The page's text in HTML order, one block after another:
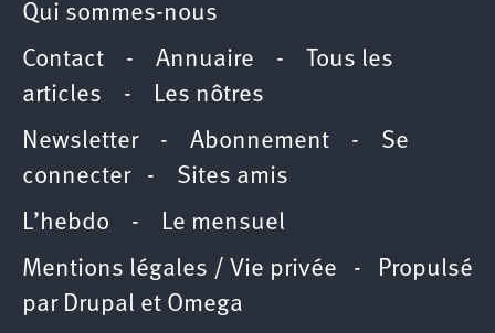
Qui sommes-nous
Contact - Annuaire -
Tous les
articles - Les nôtres
Newsletter- Abonnement - Se
connecter- Sites amis
L’hebdo - Le mensuel
Mentions légales / Vie privée - Propulsé
par Drupal et Omega